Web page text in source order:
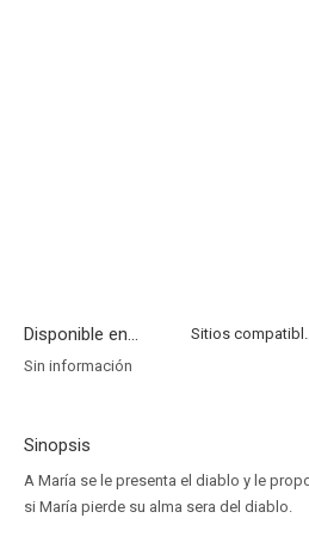
Disponible en...
Sin información
Sinopsis
A María se le presenta el diablo y le
si María pierde su alma sera del diablo.